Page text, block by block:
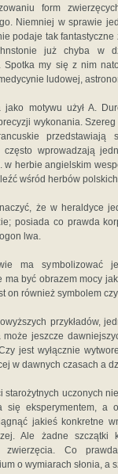
form
Niemniej w sprawie
podaje tak
już chyba w
Spotka­ my się z nim
ludo­wej,
jako motywu użył A.
wykonania.
przedstawiają
często wprowadzają
w herbie angielskim
wśród herbów
że w heraldyce
posiada co prawda
lwa.
ma symbolizować
ma być obrazem mocy
on również symbolem
przykładów,
może jeszcze
jest wyłącznie
w dawnych czasach a
starożytnych uczonych
się eksperymentem, a
jakieś konkretne
Ale żad­ne
zwierzęcia. Co
o wymiarach słonia, a